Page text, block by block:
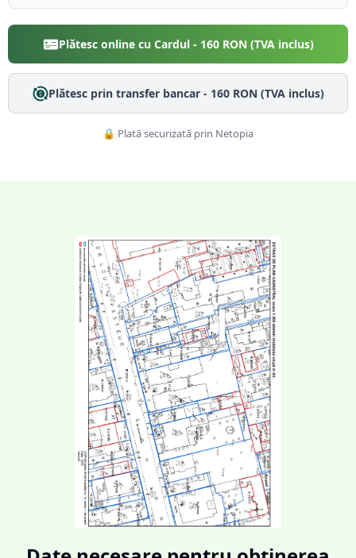
Plătesc online cu Cardul - 160RON (TVA inclus)
Plătesc prin transfer bancar - 160RON (TVA inclus)
🔒 Plată securizată prin Netopia